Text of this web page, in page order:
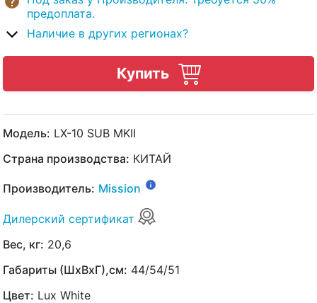
предоплата.
Наличие в других регионах?
Купить
Модель: LX-10 SUB MKII
Страна производства: КИТАЙ
Производитель: Mission
Дилерский сертификат
Вес, кг: 20,6
Габариты (ШхВхГ),см: 44/54/51
Цвет: Lux White